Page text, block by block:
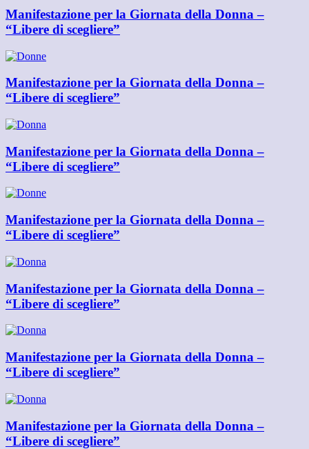
Manifestazione per la Giornata della Donna –
“Libere di scegliere”
Manifestazione per la Giornata della Donna –
“Libere di scegliere”
Manifestazione per la Giornata della Donna –
“Libere di scegliere”
Manifestazione per la Giornata della Donna –
“Libere di scegliere”
Manifestazione per la Giornata della Donna –
“Libere di scegliere”
Manifestazione per la Giornata della Donna –
“Libere di scegliere”
Manifestazione per la Giornata della Donna –
“Libere di scegliere”